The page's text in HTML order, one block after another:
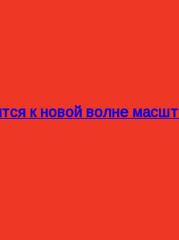
к новой волне